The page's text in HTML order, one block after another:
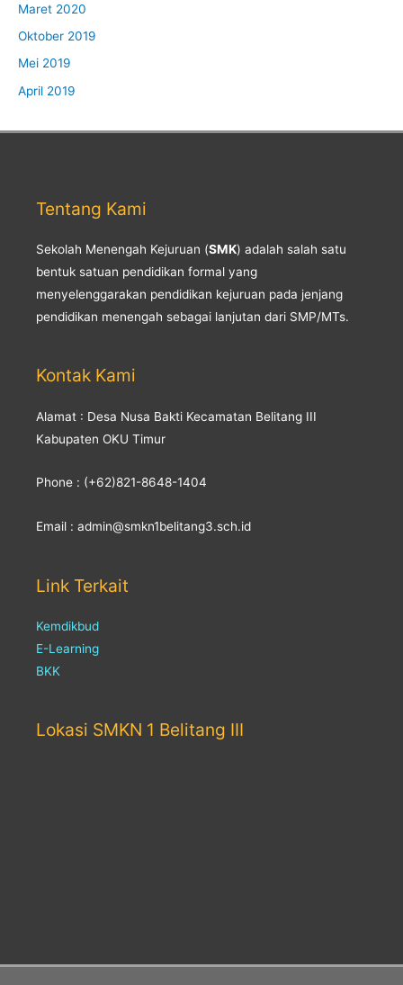
Maret 2020
Oktober 2019
Mei 2019
April 2019
Tentang Kami
Sekolah Menengah Kejuruan (SMK) adalah salah satu
bentuk satuan pendidikan formal yang
menyelenggarakan pendidikan kejuruan pada jenjang
pendidikan menengah sebagai lanjutan dari SMP/MTs.
Kontak Kami
Alamat : Desa Nusa Bakti Kecamatan Belitang III
Kabupaten OKU Timur
Phone : (+62)821-8648-1404
Email : admin@smkn1belitang3.sch.id
Link Terkait
Kemdikbud
E-Learning
BKK
Lokasi SMKN 1 Belitang III